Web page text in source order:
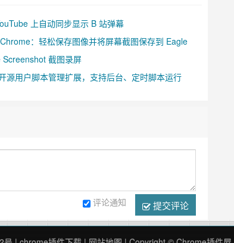
上自动同步显示 B 站弹幕
：轻松保存图像并将屏幕截图保存到 Eagle
Screenshot 截图录屏
源用户脚本管理扩展，支持后台、定时脚本运行
提交评论
评论通知